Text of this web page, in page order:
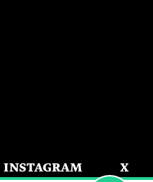
INSTAGRAM X